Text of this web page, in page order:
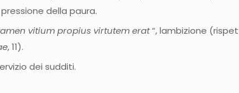
della paura.
vitium propius virtutem erat“, lambizione
, 11).
dei sudditi.